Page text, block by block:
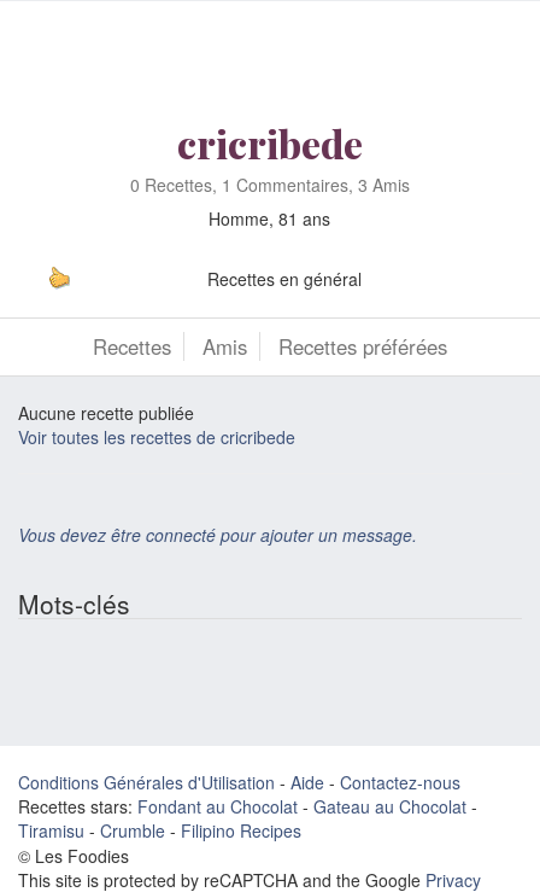
cricribede
0 Recettes, 1 Commentaires, 3 Amis
Homme, 81 ans
Recettes en général
Recettes Amis Recettes préférées
Aucune recette publiée
Voir toutes les recettes de cricribede
Vous devez être connecté pour ajouter un message.
Mots-clés
Conditions Générales d'Utilisation - Aide - Contactez-nous
Recettes stars: Fondant au Chocolat - Gateau au Chocolat -
Tiramisu - Crumble - Filipino Recipes
© Les Foodies
This site is protected by reCAPTCHA and the Google Privacy